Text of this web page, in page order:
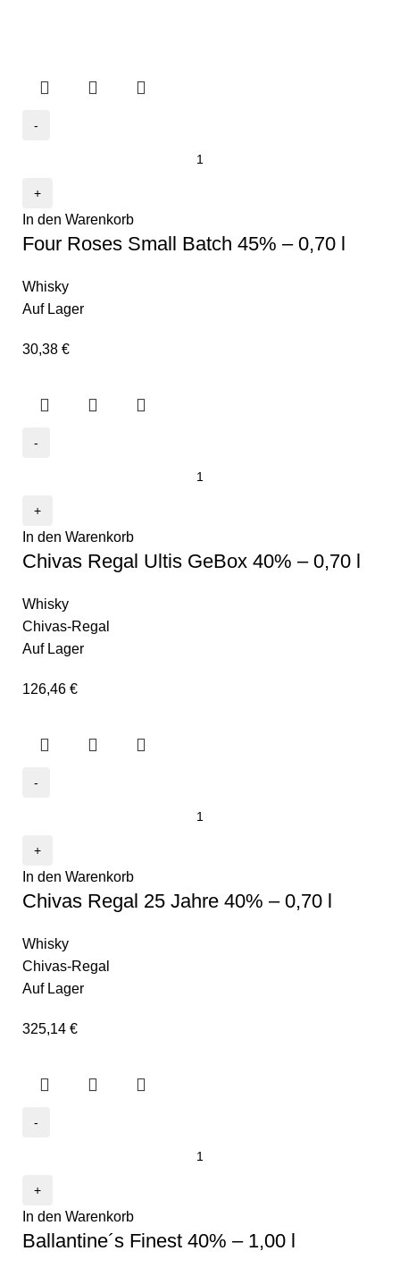
In den Warenkorb
Four Roses Small Batch 45% – 0,70 l
Whisky
Auf Lager
30,38 €
In den Warenkorb
Chivas Regal Ultis GeBox 40% – 0,70 l
Whisky
Chivas-Regal
Auf Lager
126,46 €
In den Warenkorb
Chivas Regal 25 Jahre 40% – 0,70 l
Whisky
Chivas-Regal
Auf Lager
325,14 €
In den Warenkorb
Ballantine´s Finest 40% – 1,00 l